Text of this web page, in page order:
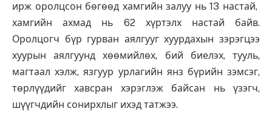
ирж оролцсон бөгөөд хамгийн залуу нь 13 настай,
хамгийн ахмад нь 62 хүртэлх настай байв.
Оролцогч бүр гурван аялгууг хуурдахын зэрэгцээ
хуурын аялгуунд хөөмийлөх, бий биелэх, тууль,
магтаал хэлж, язгуур урлагийн янз бүрийн зэмсэг,
төрлүүдийг хавсран хэрэглэж байсан нь үзэгч,
шүүгчдийн сонирхлыг ихэд татжээ.